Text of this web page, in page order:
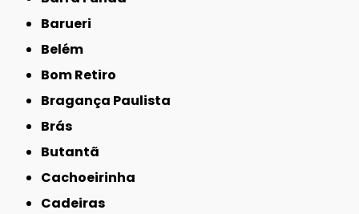
Barueri
Belém
Bom Retiro
Bragança Paulista
Brás
Butantã
Cachoeirinha
Cadeiras